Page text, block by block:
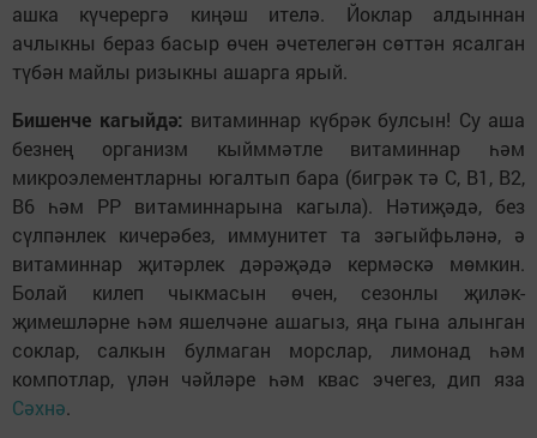
ашка күчерергә киңәш ителә. Йоклар алдыннан
ачлыкны бераз басыр өчен әчетелегән сөттән ясалган
түбән майлы ризыкны ашарга ярый.
Бишенче кагыйдә: витаминнар күбрәк булсын! Су аша
безнең организм кыйммәтле витаминнар һәм
микроэлементларны югалтып бара (бигрәк тә С, B1, В2,
B6 һәм РР витаминнарына кагыла). Нәтиҗәдә, без
сүлпәнлек кичерәбез, иммунитет та зәгыйфьләнә, ә
витаминнар җитәрлек дәрәҗәдә кермәскә мөмкин.
Болай килеп чыкмасын өчен, сезонлы җиләк-
җимешләрне һәм яшелчәне ашагыз, яңа гына алынган
соклар, салкын булмаган морслар, лимонад һәм
компотлар, үлән чәйләре һәм квас эчегез, дип яза
Сәхнә.